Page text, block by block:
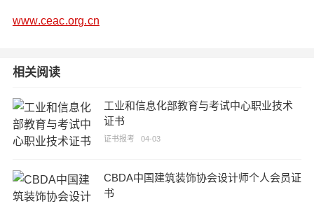
www.ceac.org.cn
相关阅读
工业和信息化部教育与考试中心职业技术
证书
证书报考 04-03
CBDA中国建筑装饰协会设计师个人会员证
书